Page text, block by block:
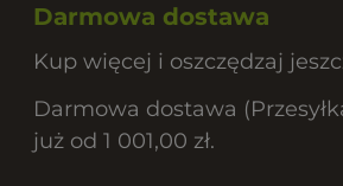
Darmowa dostawa
Kup więcej i oszczędzaj
Darmowa dostawa
już od 1 001,00 zł.